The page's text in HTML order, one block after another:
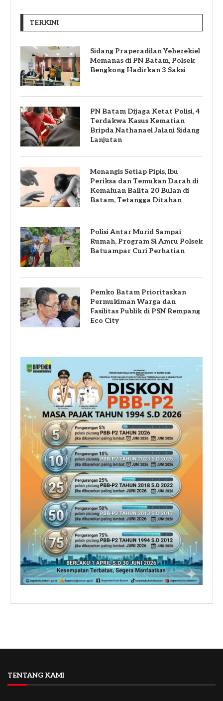
TERKINI
Sidang Praperadilan Yehezekiel
Memanas di PN Batam, Polsek
Bengkong Hadirkan 3 Saksi
PN Batam Dijaga Ketat Polisi, 4
Terdakwa Kasus Kematian
Bripda Nathanael Jalani Sidang
Lanjutan
Menangis Setiap Pipis, Ibu
Periksa dan Temukan Darah di
Kemaluan Balita 20 Bulan di
Batam, Tetangga Ditahan
Polisi Antar Murid Sampai
Rumah, Program Si Amru Polsek
Batuampar Curi Perhatian
Pemko Batam Prioritaskan
Permukiman Warga dan
Fasilitas Publik di PSN Rempang
Eco City
TENTANG KAMI